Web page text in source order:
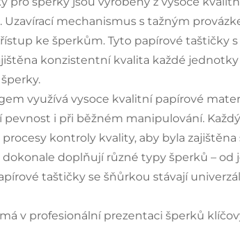
mechanismus s tažným
ke šperkům. Tyto papírové taštičky
konzistentní kvalita každé
využívá vysoce kvalitní papírové
pevnost i při běžném manipulování.
kontroly kvality, aby byla
doplňují různé typy šperků –
taštičky se šňůrkou stávají
v profesionální prezentaci šperků